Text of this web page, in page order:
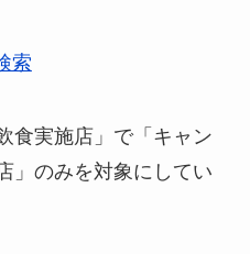
索
食実施店」で「キャン
」のみを対象にしてい